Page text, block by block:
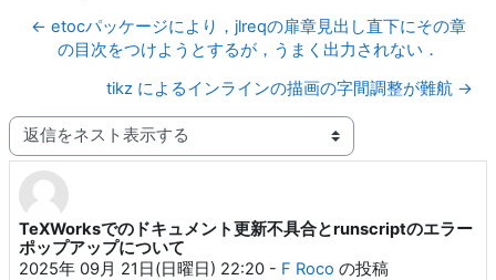
← etocパッケージにより，jlreqの扉章見出し直下にその章
の目次をつけようとするが，うまく出力されない．
tikz によるインラインの描画の字間調整が難航 →
表示モード
TeXWorksでのドキュメント更新不具合とrunscriptのエラー
ポップアップについて
2025年 09月 21日(日曜日) 22:20 - F Roco の投稿
返信数: 7